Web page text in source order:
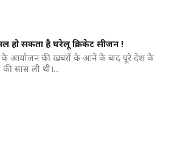
हो सकता है घरेलू क्रिकेट सीजन !
के आयोजन की खबरों के आने के बाद पूरे देश के
की सांस ली थी।...